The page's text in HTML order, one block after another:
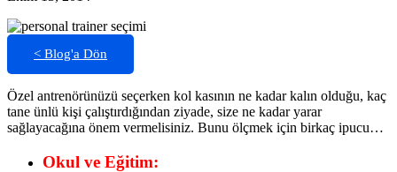
< Blog'a Dön
Özel antrenörünüzü seçerken kol kasının ne kadar kalın olduğu, kaç
tane ünlü kişi çalıştırdığından ziyade, size ne kadar yarar
sağlayacağına önem vermelisiniz. Bunu ölçmek için birkaç ipucu…
Okul ve Eğitim: